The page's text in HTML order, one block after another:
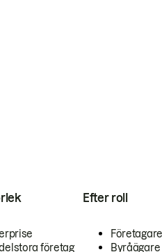
företag
Efter roll
Företagare
Byråägare